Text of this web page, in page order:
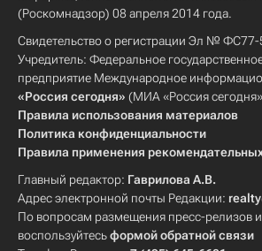
(Роскомнадзор) 08 апреля 2014 года.
Свидетельство о регистрации Эл №
Учредитель: Федеральное
предприятие Международное
«Россия сегодня» (МИА «Россия
Правила использования материалов
Политика конфиденциальности
Правила применения
Главный редактор: Гаврилова А.В.
Адрес электронной почты Редакции:
По вопросам размещения пресс-релизов
воспользуйтесьформой обратной связи